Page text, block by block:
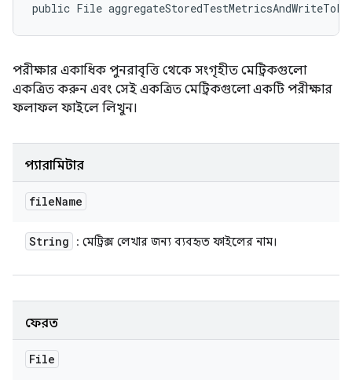
public File
পরীক্ষার একাধিক পুনরাবৃত্তি থেকে সংগৃহীত মেট্রিকগুলো
একত্রিত করুন এবং সেই একত্রিত মেট্রিকগুলো একটি পরীক্ষার
ফলাফল ফাইলে লিখুন।
প্যারামিটার
fileName
String : মেট্রিক্স লেখার জন্য ব্যবহৃত ফাইলের নাম।
ফেরত
File